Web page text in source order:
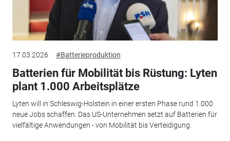
17.03.2026 #Batterieproduktion
Batterien für Mobilität bis Rüstung: Lyten
plant 1.000 Arbeitsplätze
Lyten will in Schleswig-Holstein in einer ersten Phase rund 1.000
neue Jobs schaffen. Das US-Unternehmen setzt auf Batterien für
vielfältige Anwendungen - von Mobilität bis Verteidigung.